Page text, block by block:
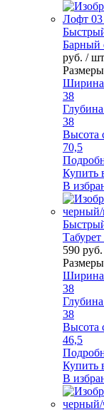
Барный
руб. / шт
Ширина
38
38
Высота
70,5
Купить
В
590 руб.
Ширина
38
38
Высота
46,5
Купить
В